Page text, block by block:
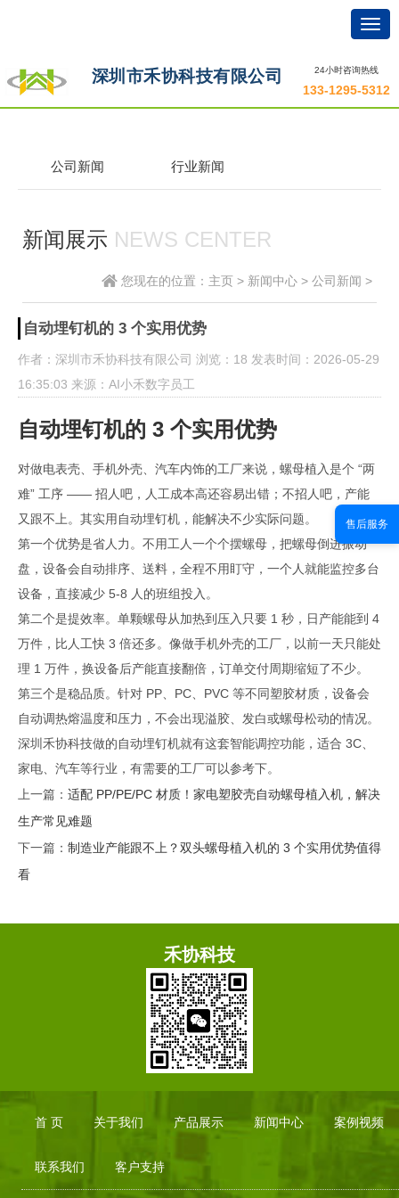
深圳市禾协科技有限公司 24小时咨询热线
133-1295-5312
公司新闻 行业新闻
新闻展示 NEWS CENTER
您现在的位置： 主页 > 新闻中心 > 公司新闻 >
自动埋钉机的 3 个实用优势
作者：深圳市禾协科技有限公司 浏览 ：18 发表时间：2026-05-29
16:35:03 来源：AI小禾数字员工
自动埋钉机的 3 个实用优势
对做电表壳、手机外壳、汽车内饰的工厂来说，螺母植入是个 “两
难” 工序 —— 招人吧，人工成本高还容易出错；不招人吧，产能
又跟不上。其实用自动埋钉机，能解决不少实际问题。
第一个优势是省人力。不用工人一个个摆螺母，把螺母倒进振动
盘，设备会自动排序、送料，全程不用盯守，一个人就能监控多台
设备，直接减少 5-8 人的班组投入。
第二个是提效率。单颗螺母从加热到压入只要 1 秒，日产能能到 4
万件，比人工快 3 倍还多。像做手机外壳的工厂，以前一天只能处
理 1 万件，换设备后产能直接翻倍，订单交付周期缩短了不少。
第三个是稳品质。针对 PP、PC、PVC 等不同塑胶材质，设备会
自动调热熔温度和压力，不会出现溢胶、发白或螺母松动的情况。
深圳禾协科技做的自动埋钉机就有这套智能调控功能，适合 3C、
家电、汽车等行业，有需要的工厂可以参考下。
上一篇： 适配 PP/PE/PC 材质！家电塑胶壳自动螺母植入机，解决
生产常见难题
下一篇： 制造业产能跟不上？双头螺母植入机的 3 个实用优势值得
看
售后服务
禾协科技
首 页 关于我们 产品展示 新闻中心 案例视频
联系我们 客户支持